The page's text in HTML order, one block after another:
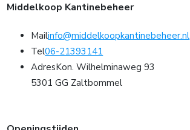
Middelkoop Kantinebeheer
Mailinfo@middelkoopkantinebeheer.nl
Tel06-21393141
AdresKon. Wilhelminaweg 93
5301 GG Zaltbommel